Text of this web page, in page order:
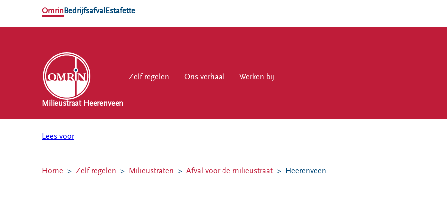
OmrinBedrijfsafval Estafette
Zelf regelen Ons verhaal Werken bij
Zelf regelen Ons verhaal Werken bij
Afvalkalender
Storing, klacht
Milieustraat Heerenveen
Lees voor
Home Zelf regelen Milieustraten Afval voor de milieustraat Heerenveen